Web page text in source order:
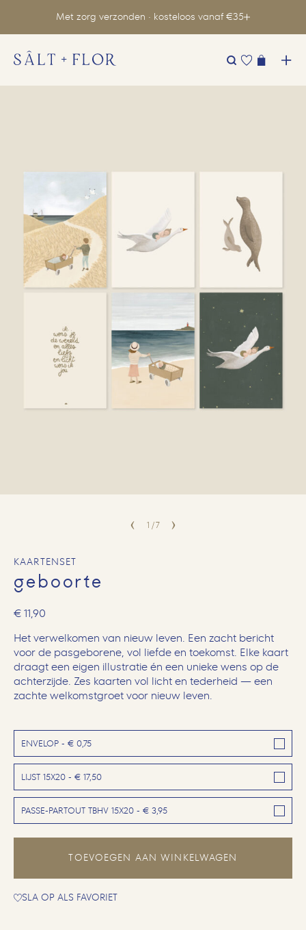
Met zorg verzonden · kosteloos vanaf €35
Zoeken
1 /7
KAARTENSET
geboorte
€ 11,90
Het verwelkomen van nieuw leven. Een zacht bericht
voor de pasgeborene, vol liefde en toekomst. Elke kaart
draagt een eigen illustratie én een unieke wens op de
achterzijde. Zes kaarten vol licht en tederheid — een
zachte welkomstgroet voor nieuw leven.
ENVELOP - € 0,75
LIJST 15X20 - € 17,50
PASSE-PARTOUT TBHV 15X20 - € 3,95
TOEVOEGEN AAN WINKELWAGEN
SLA OP ALS FAVORIET